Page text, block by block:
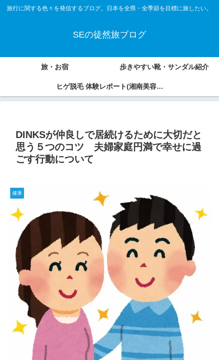
旅行に関する色々を発信するブログ。日本を全県・全季節を目標に旅したい。
SEの徒然旅ブログ
旅・お宿 歩きやすい靴・サンダル紹介
ヒゲ脱毛 体験レポート(湘南美容外
DINKSが仲良しで居続けるために大切だと
思う５つのコツ 夫婦家庭円満で幸せに過
ごす行動について
健康